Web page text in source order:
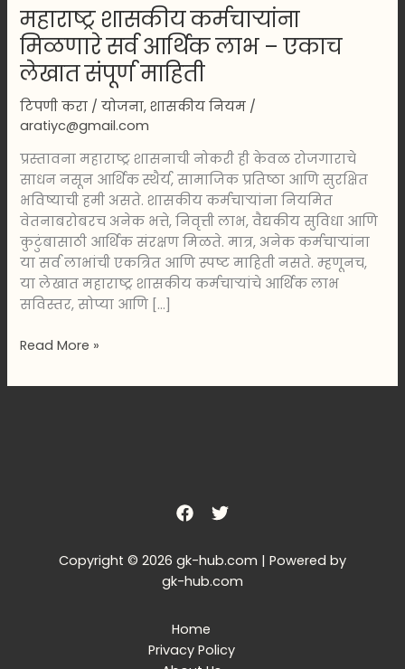
महाराष्ट्र शासकीय कर्मचाऱ्यांना
मिळणारे सर्व आर्थिक लाभ – एकाच
लेखात संपूर्ण माहिती
टिपणी करा /योजना,शासकीय नियम /
aratiyc@gmail.com
प्रस्तावना महाराष्ट्र शासनाची नोकरी ही केवळ रोजगाराचे
साधन नसून आर्थिक स्थैर्य, सामाजिक प्रतिष्ठा आणि सुरक्षित
भविष्याची हमी असते. शासकीय कर्मचाऱ्यांना नियमित
वेतनाबरोबरच अनेक भत्ते, निवृत्ती लाभ, वैद्यकीय सुविधा आणि
कुटुंबासाठी आर्थिक संरक्षण मिळते. मात्र, अनेक कर्मचाऱ्यांना
या सर्व लाभांची एकत्रित आणि स्पष्ट माहिती नसते. म्हणूनच,
या लेखात महाराष्ट्र शासकीय कर्मचाऱ्यांचे आर्थिक लाभ
सविस्तर, सोप्या आणि […]
Read More »
Copyright © 2026 gk-hub.com | Powered by
gk-hub.com
Home
Privacy Policy